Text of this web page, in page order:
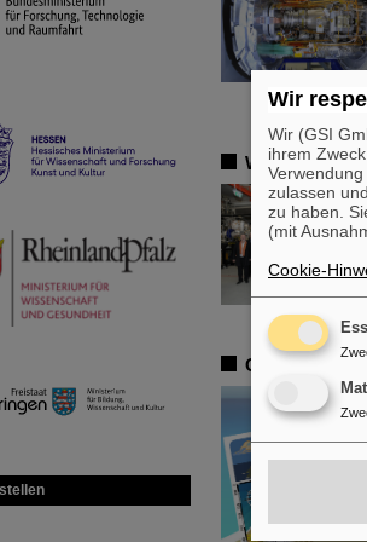
Grüße von
Wir
Wir (GSI
ihrem
zulassen
zu haben.
(mit
Cookie-